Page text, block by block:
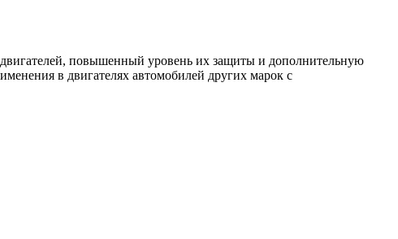
повышенный уровень их защиты и дополнительную
в двигателях автомобилей других марок с